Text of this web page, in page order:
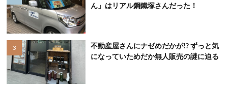
ん」はリアル鋼鐵塚さんだった！
不動産屋さんにナゼめだかが!? ずっと気
になっていためだか無人販売の謎に迫る